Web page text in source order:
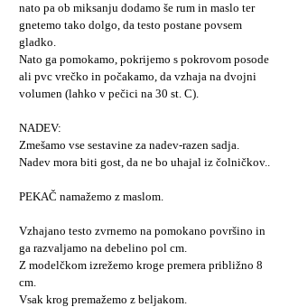
nato pa ob miksanju dodamo še rum in maslo ter
gnetemo tako dolgo, da testo postane povsem
gladko.
Nato ga pomokamo, pokrijemo s pokrovom posode
ali pvc vrečko in počakamo, da vzhaja na dvojni
volumen (lahko v pečici na 30 st. C).
NADEV:
Zmešamo vse sestavine za nadev-razen sadja.
Nadev mora biti gost, da ne bo uhajal iz čolničkov..
PEKAČ namažemo z maslom.
Vzhajano testo zvrnemo na pomokano površino in
ga razvaljamo na debelino pol cm.
Z modelčkom izrežemo kroge premera približno 8
cm.
Vsak krog premažemo z beljakom.